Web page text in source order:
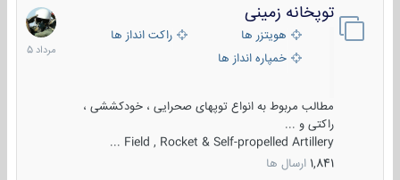
توپخانه زمینی
هویتزر ها
راکت انداز ها
خمپاره انداز ها
مطالب مربوط به انواع توپهای صحرایی ، خودکششی ،
راکتی و ...
Field , Rocket & Self-propelled Artillery ...
1,841 ارسال ها
9
مرداد
1405